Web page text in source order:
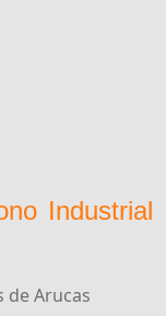
Industrial
de Arucas